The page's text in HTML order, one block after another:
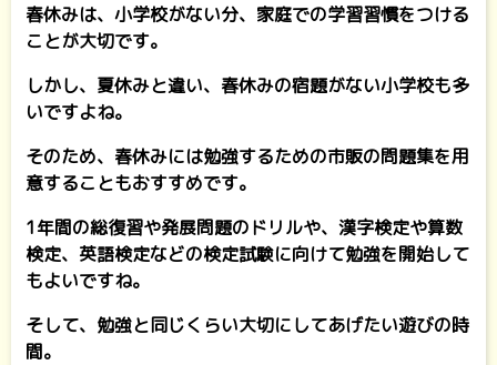
春休みは、小学校がない分、家庭での学習習慣をつける
ことが大切です。
しかし、夏休みと違い、春休みの宿題がない小学校も多
いですよね。
そのため、春休みには勉強するための市販の問題集を用
意することもおすすめです。
1年間の総復習や発展問題のドリルや、漢字検定や算数
検定、英語検定などの検定試験に向けて勉強を開始して
もよいですね。
そして、勉強と同じくらい大切にしてあげたい遊びの時
間。